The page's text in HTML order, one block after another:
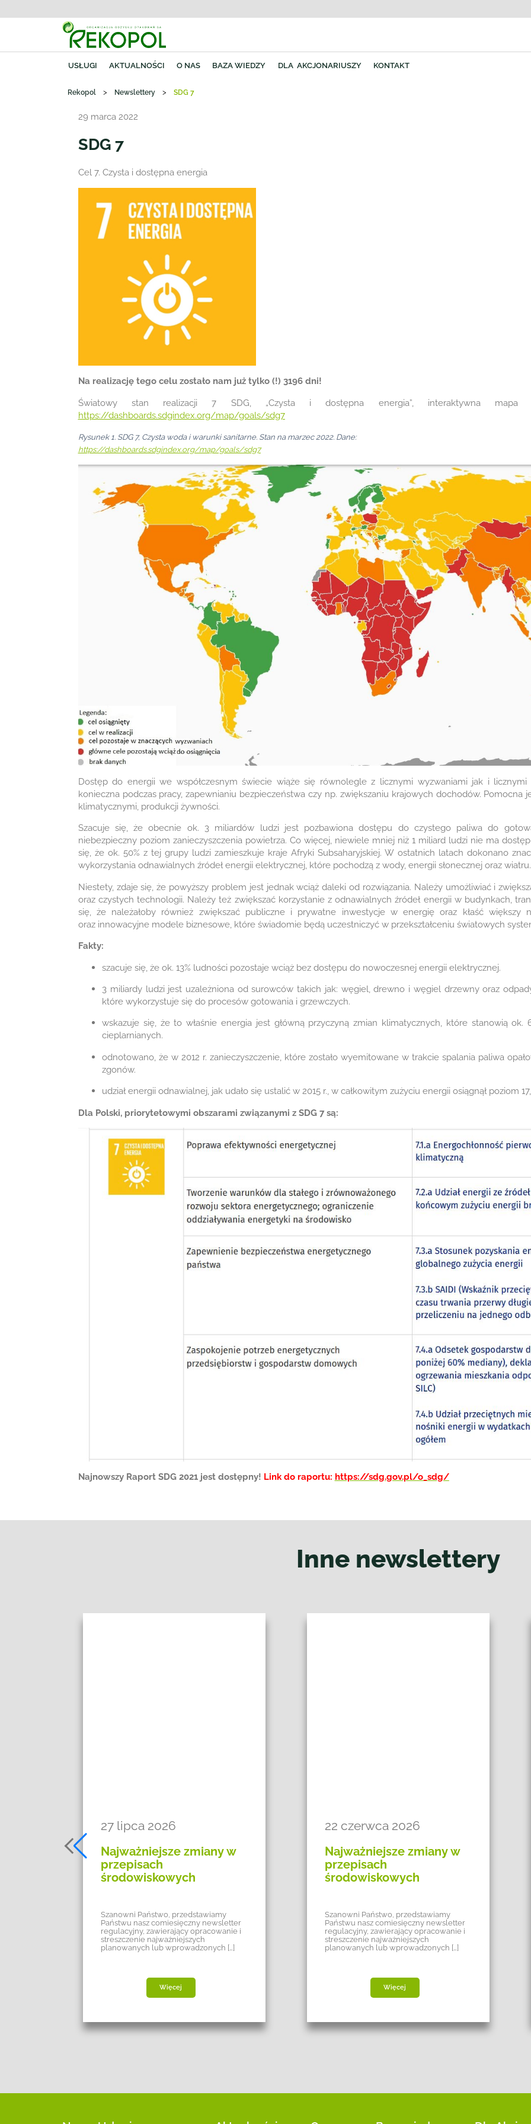
USŁUGI AKTUALNOŚCI O NAS BAZA WIEDZY DLA AKCJONARIUSZY KONTAKT
Rekopol > Newslettery > SDG 7
29 marca 2022
SDG 7
Cel 7. Czysta i dostępna energia
Na realizację tego celu zostało nam już tylko (!) 3196 dni!
Światowy stan realizacji 7 SDG, „Czysta i dostępna energia”, interaktywna mapa
https://dashboards.sdgindex.org/map/goals/sdg7
Rysunek 1. SDG 7, Czysta woda i warunki sanitarne. Stan na marzec 2022. Dane:
https://dashboards.sdgindex.org/map/goals/sdg7
Dostęp do energii we współczesnym świecie wiąże się równolegle z licznymi wyzwaniami jak i licznymi
konieczna podczas pracy, zapewnianiu bezpieczeństwa czy np. zwiększaniu krajowych dochodów. Pomocna
klimatycznymi, produkcji żywności.
Szacuje się, że obecnie ok. 3 miliardów ludzi jest pozbawiona dostępu do czystego paliwa do
niebezpieczny poziom zanieczyszczenia powietrza. Co więcej, niewiele mniej niż 1 miliard ludzi nie ma
się, że ok. 50% z tej grupy ludzi zamieszkuje kraje Afryki Subsaharyjskiej. W ostatnich latach dokonano
wykorzystania odnawialnych źródeł energii elektrycznej, które pochodzą z wody, energii słonecznej oraz wiatru.
Niestety, zdaje się, że powyższy problem jest jednak wciąż daleki od rozwiązania. Należy umożliwiać i
oraz czystych technologii. Należy też zwiększać korzystanie z odnawialnych źródeł energii w budynkach,
się, że należałoby również zwiększać publiczne i prywatne inwestycje w energię oraz kłaść większy
oraz innowacyjne modele biznesowe, które świadomie będą uczestniczyć w przekształceniu światowych
Fakty:
szacuje się, że ok. 13% ludności pozostaje wciąż bez dostępu do nowoczesnej energii elektrycznej.
3 miliardy ludzi jest uzależniona od surowców takich jak: węgiel, drewno i węgiel drzewny oraz
które wykorzystuje się do procesów gotowania i grzewczych.
wskazuje się, że to właśnie energia jest główną przyczyną zmian klimatycznych, które stanowią ok.
cieplarnianych.
odnotowano, że w 2012 r. zanieczyszczenie, które zostało wyemitowane w trakcie spalania paliwa
zgonów.
udział energii odnawialnej, jak udało się ustalić w 2015 r., w całkowitym zużyciu energii osiągnął poziom
Dla Polski, priorytetowymi obszarami związanymi z SDG 7 są:
Najnowszy Raport SDG 2021 jest dostępny! Link do raportu: https://sdg.gov.pl/o_sdg/
Inne newslettery
27 lipca 2026
Najważniejsze zmiany w
przepisach
środowiskowych
Szanowni Państwo, przedstawiamy
Państwu nasz comiesięczny newsletter
regulacyjny, zawierający opracowanie i
streszczenie najważniejszych
planowanych lub wprowadzonych […]
Więcej
22 czerwca 2026
Najważniejsze zmiany w
przepisach
środowiskowych
Szanowni Państwo, przedstawiamy
Państwu nasz comiesięczny newsletter
regulacyjny, zawierający opracowanie i
streszczenie najważniejszych
planowanych lub wprowadzonych […]
Więcej